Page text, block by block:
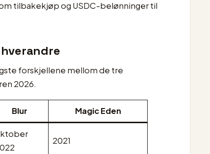
tilbakekjøp og USDC-belønninger til
forskjellene mellom de tre
2026.
Blur Magic Eden
2021